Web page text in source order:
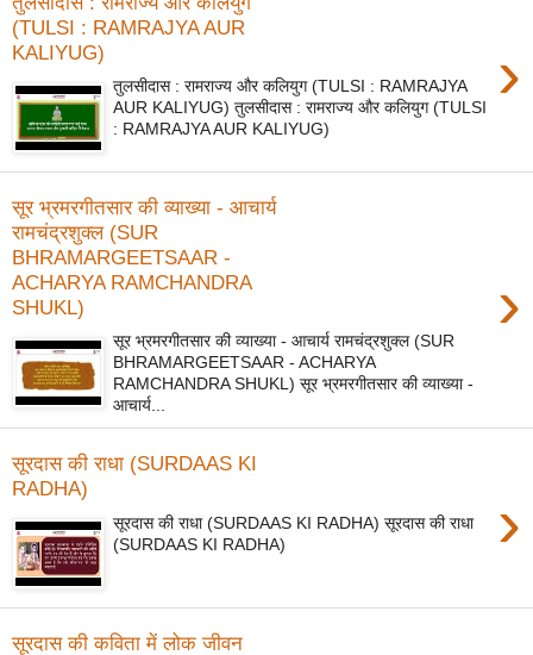
(TULSI : RAMRAJYA AUR
KALIYUG)
›
तुलसीदास : रामराज्य और कलियुग (TULSI : RAMRAJYA
AUR KALIYUG) तुलसीदास : रामराज्य और कलियुग (TULSI
: RAMRAJYA AUR KALIYUG)
सूर भ्रमरगीतसार की व्याख्या - आचार्य
रामचंद्रशुक्ल (SUR
BHRAMARGEETSAAR -
ACHARYA RAMCHANDRA
SHUKL)
›
सूर भ्रमरगीतसार की व्याख्या - आचार्य रामचंद्रशुक्ल (SUR
BHRAMARGEETSAAR - ACHARYA
RAMCHANDRA SHUKL) सूर भ्रमरगीतसार की व्याख्या -
आचार्य...
सूरदास की राधा (SURDAAS KI
RADHA)
›
सूरदास की राधा (SURDAAS KI RADHA) सूरदास की राधा
(SURDAAS KI RADHA)
सूरदास की कविता में लोक जीवन